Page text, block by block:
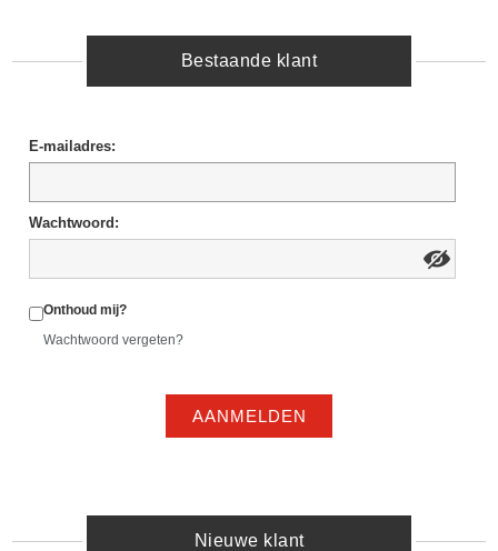
Bestaande klant
E-mailadres:
Wachtwoord:
Onthoud mij?
Wachtwoord vergeten?
AANMELDEN
Nieuwe klant